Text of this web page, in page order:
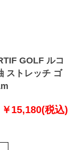
GOLF ルコ
ストレッチ ゴ
￥15,180(税込)